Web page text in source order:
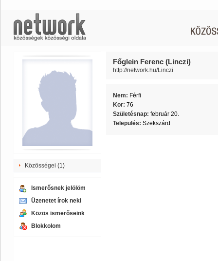
Közösségei (1)
Ismerősnek jelölöm
Üzenetet írok neki
Közös ismerőseink
Blokkolom
Főglein Ferenc (Linczi)
http://network.hu/Linczi
Nem: Férfi
Kor: 76
Születésnap: február 20.
Település: Szekszárd